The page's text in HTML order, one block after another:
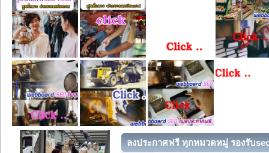
ลงประกาศฟรี ทุกหมวดหมู่ รองรับ